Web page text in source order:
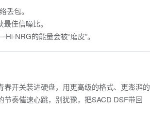
丢包。
佳信噪比。
NRG的能量会被“磨皮”。
春开关装进硬盘，用更高级的格式、更澎湃的
奏催速心跳，别犹豫，把SACD DSF带回